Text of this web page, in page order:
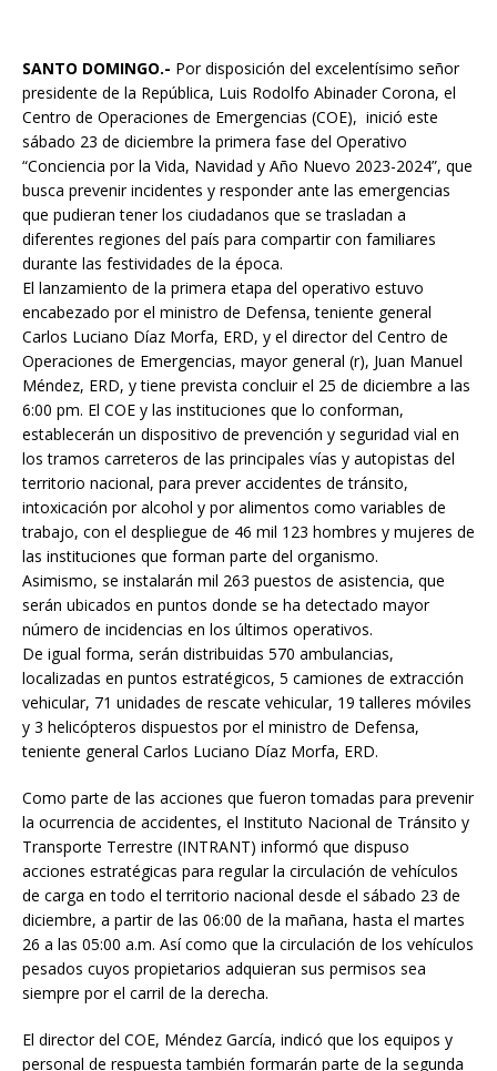
SANTO DOMINGO.- Por disposición del excelentísimo señor
presidente de la República, Luis Rodolfo Abinader Corona, el
Centro de Operaciones de Emergencias (COE), inició este
sábado 23 de diciembre la primera fase del Operativo
“Conciencia por la Vida, Navidad y Año Nuevo 2023-2024”, que
busca prevenir incidentes y responder ante las emergencias
que pudieran tener los ciudadanos que se trasladan a
diferentes regiones del país para compartir con familiares
durante las festividades de la época.
El lanzamiento de la primera etapa del operativo estuvo
encabezado por el ministro de Defensa, teniente general
Carlos Luciano Díaz Morfa, ERD, y el director del Centro de
Operaciones de Emergencias, mayor general (r), Juan Manuel
Méndez, ERD, y tiene prevista concluir el 25 de diciembre a las
6:00 pm. El COE y las instituciones que lo conforman,
establecerán un dispositivo de prevención y seguridad vial en
los tramos carreteros de las principales vías y autopistas del
territorio nacional, para prever accidentes de tránsito,
intoxicación por alcohol y por alimentos como variables de
trabajo, con el despliegue de 46 mil 123 hombres y mujeres de
las instituciones que forman parte del organismo.
Asimismo, se instalarán mil 263 puestos de asistencia, que
serán ubicados en puntos donde se ha detectado mayor
número de incidencias en los últimos operativos.
De igual forma, serán distribuidas 570 ambulancias,
localizadas en puntos estratégicos, 5 camiones de extracción
vehicular, 71 unidades de rescate vehicular, 19 talleres móviles
y 3 helicópteros dispuestos por el ministro de Defensa,
teniente general Carlos Luciano Díaz Morfa, ERD.
Como parte de las acciones que fueron tomadas para prevenir
la ocurrencia de accidentes, el Instituto Nacional de Tránsito y
Transporte Terrestre (INTRANT) informó que dispuso
acciones estratégicas para regular la circulación de vehículos
de carga en todo el territorio nacional desde el sábado 23 de
diciembre, a partir de las 06:00 de la mañana, hasta el martes
26 a las 05:00 a.m. Así como que la circulación de los vehículos
pesados cuyos propietarios adquieran sus permisos sea
siempre por el carril de la derecha.
El director del COE, Méndez García, indicó que los equipos y
personal de respuesta también formarán parte de la segunda